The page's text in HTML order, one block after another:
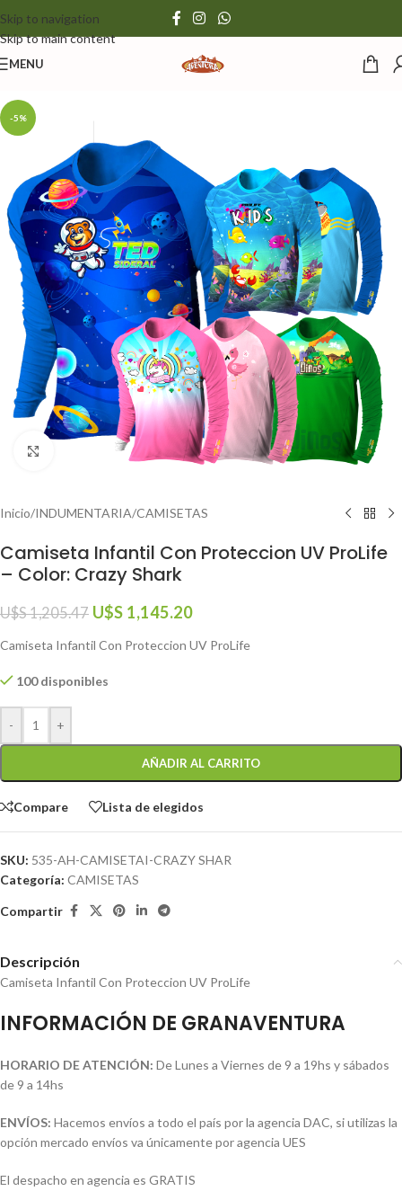
Skip to navigation
Skip to main content
MENU
-5%
Click to enlarge
Inicio/INDUMENTARIA/CAMISETAS
Camiseta Infantil Con Proteccion UV ProLife
– Color: Crazy Shark
U$S1,205.47 U$S 1,145.20
Camiseta Infantil Con Proteccion UV ProLife
100 disponibles
- +
AÑADIR AL CARRITO
Compare Lista de elegidos
SKU: 535-AH-CAMISETAI-CRAZY SHAR
Categoría: CAMISETAS
Compartir
Descripción
Camiseta Infantil Con Proteccion UV ProLife
INFORMACIÓN DE GRANAVENTURA
HORARIO DE ATENCIÓN: De Lunes a Viernes de 9 a 19hs y sábados
de 9 a 14hs
ENVÍOS: Hacemos envíos a todo el país por la agencia DAC, si utilizas la
opción mercado envíos va únicamente por agencia UES
El despacho en agencia es GRATIS